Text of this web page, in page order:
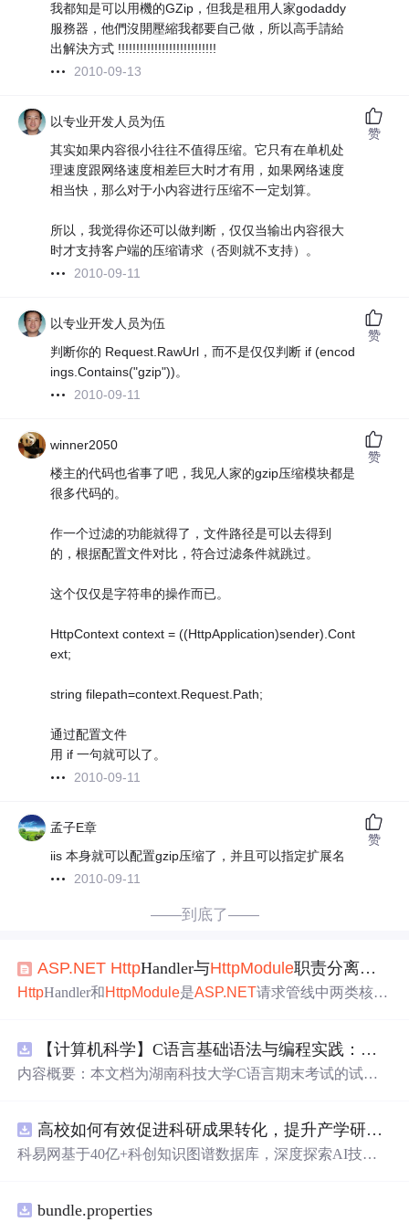
我都知是可以用機的GZip，但我是租用人家godaddy
服務器，他們沒開壓縮我都要自己做，所以高手請給
出解決方式 !!!!!!!!!!!!!!!!!!!!!!!!!!!
2010-09-13
以专业开发人员为伍
其实如果内容很小往往不值得压缩。它只有在单机处
理速度跟网络速度相差巨大时才有用，如果网络速度
相当快，那么对于小内容进行压缩不一定划算。
所以，我觉得你还可以做判断，仅仅当输出内容很大
时才支持客户端的压缩请求（否则就不支持）。
2010-09-11
赞
以专业开发人员为伍
判断你的 Request.RawUrl，而不是仅仅判断 if (encod
ings.Contains("gzip"))。
2010-09-11
赞
winner2050
楼主的代码也省事了吧，我见人家的gzip压缩模块都是
很多代码的。
作一个过滤的功能就得了，文件路径是可以去得到
的，根据配置文件对比，符合过滤条件就跳过。
这个仅仅是字符串的操作而已。
HttpContext context = ((HttpApplication)sender).Cont
ext;
string filepath=context.Request.Path;
通过配置文件
用 if 一句就可以了。
2010-09-11
赞
孟子E章
iis 本身就可以配置gzip压缩了，并且可以指定扩展名
2010-09-11
赞
——到底了——
ASP.NET HttpHandler与HttpModule职责分离原理
HttpHandler和HttpModule是ASP.NET请求管线中两类核心
准化事件节点实现精确的执行时机控制。HttpHandler作为
唯一拥有ProcessRequest调用权的组件，直接操作Response.
能。这种职责分离架构支撑了高内聚、低耦合的系统演
进，也是理解ASP.N
【计算机科学】C语言基础语法与编程实践：湖南科技大学期末考试核心知识点解析
内容概要：本文档为湖南科技大学C语言期末考试的试题
循环）、数组、字符串处理、函数定义与调用、指针初步
等内容。题目形式为单项选择题，每道题后附有正确答
业学习C语言课程的学生，特别是准备期末考试或需要强
高校如何有效促进科研成果转化，提升产学研合作效率？.docx
科易网基于40亿+科创知识图谱数据库，深度探索AI技术
新领域的AI+数智化解决方案，推动科技创新与产业创新
bundle.properties